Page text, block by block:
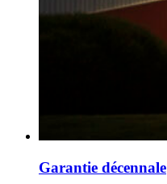
Garantie décennale